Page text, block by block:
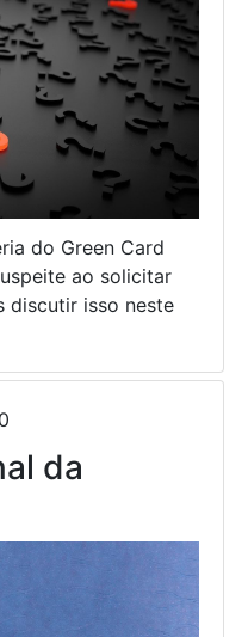
do Green Card
ao solicitar
discutir isso neste
da